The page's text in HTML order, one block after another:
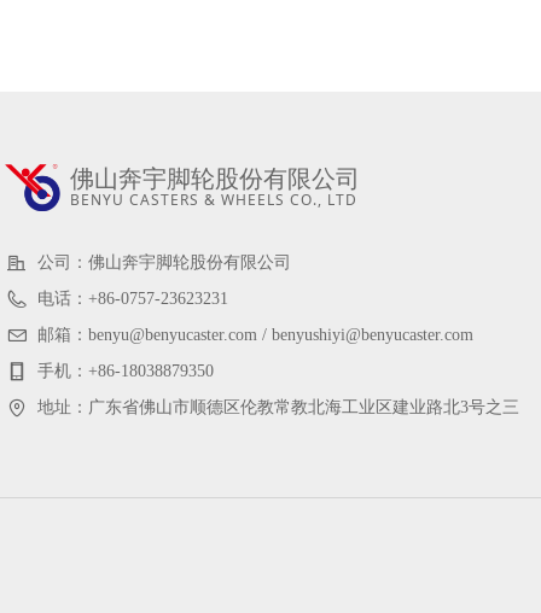
公司： 佛山奔宇脚轮股份有限公司
电话： +86-0757-23623231
邮箱： benyu@benyucaster.com / benyushiyi@benyucaster.com
手机： +86-18038879350
地址： 广东省佛山市顺德区伦教常教北海工业区建业路北3号之三
佛山奔宇脚轮股份有限公司
BENYU CASTERS & WHEELS CO., LTD